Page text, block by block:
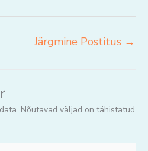
Järgmine Postitus →
Nõutavad väljad on tähistatud